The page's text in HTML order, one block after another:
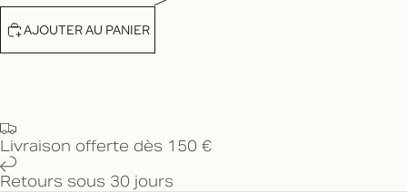
AJOUTER AU PANIER
Livraison offerte dès 150 €
Retours sous 30 jours